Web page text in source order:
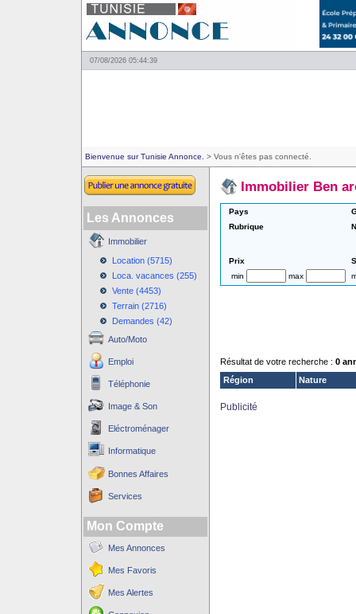
07/08/2026 05:44:39
Bienvenue sur Tunisie Annonce. > Vous n'êtes pas connecté.
Les Annonces
Immobilier
Location (5715)
Loca. vacances (255)
Vente (4453)
Terrain (2716)
Demandes (42)
Auto/Moto
Emploi
Téléphonie
Image & Son
Eléctroménager
Informatique
Bonnes Affaires
Services
Mon Compte
Mes Annonces
Mes Favoris
Mes Alertes
Immobilier Ben
Pays
Rubrique
Prix
min
max
Résultat de votre recherche : 0
Région
Nature
Publicité